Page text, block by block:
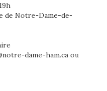
de Notre-Dame-de-
dame-ham.ca ou